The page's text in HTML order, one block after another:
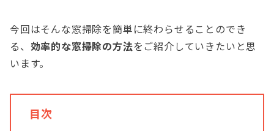
今回はそんな窓掃除を簡単に終わらせることのでき
る、 効率的な窓掃除の方法をご紹介していきたいと思
います。
目次